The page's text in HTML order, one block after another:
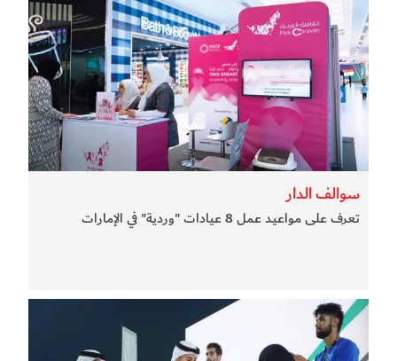
سوالف الدار
تعرف على مواعيد عمل 8 عيادات "وردية" في الإمارات